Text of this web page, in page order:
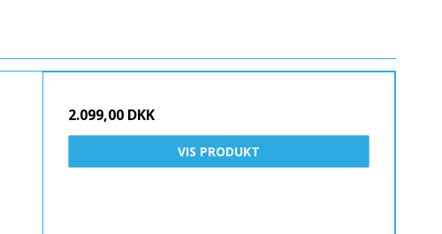
2.099,00 DKK
VIS PRODUKT